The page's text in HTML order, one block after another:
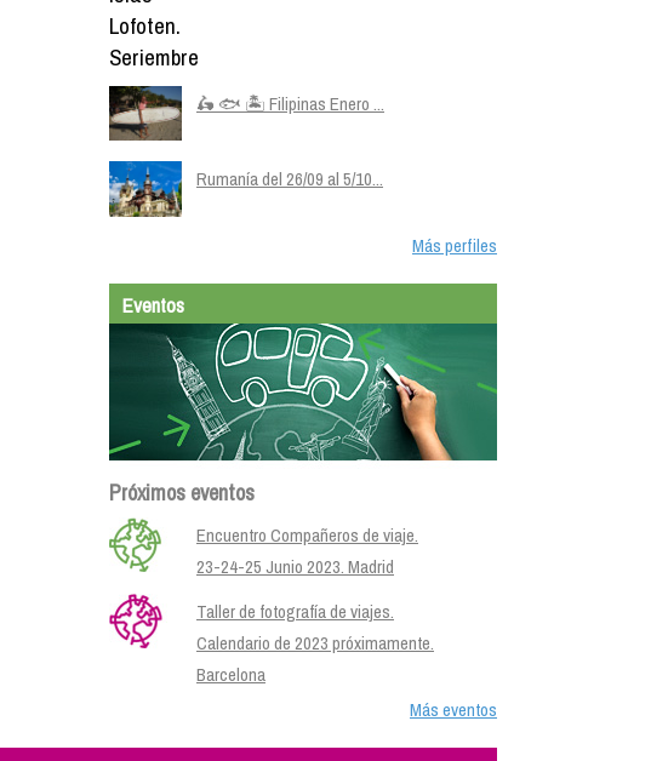
🛵 🐟 🏝️ Filipinas Enero ...
Rumanía del 26/09 al 5/10...
Más perfiles
Eventos
Próximos eventos
Encuentro Compañeros de viaje.
23-24-25 Junio 2023. Madrid
Taller de fotografía de viajes.
Calendario de 2023 próximamente.
Barcelona
Más eventos